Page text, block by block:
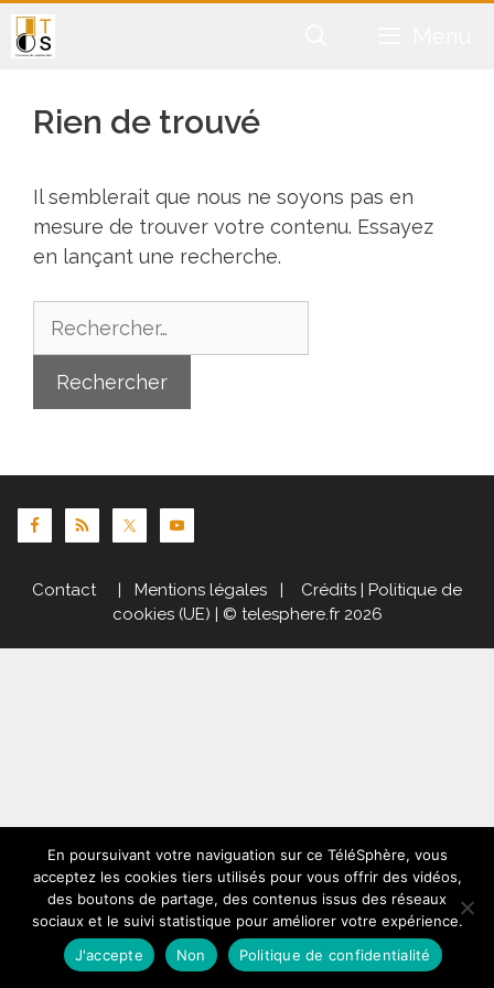
Aller
au
Rien de trouvé
Il semblerait que nous ne soyons pas en
mesure de trouver votre contenu. Essayez
en lançant une recherche.
Rechercher :
Contact| Mentions légales | Crédits | Politique de
cookies (UE) | © telesphere.fr 2026
En poursuivant votre naviguation sur ce TéléSphère, vous
acceptez les cookies tiers utilisés pour vous offrir des vidéos,
des boutons de partage, des contenus issus des réseaux
sociaux et le suivi statistique pour améliorer votre expérience.
J'accepte
Non Politique de confidentialité